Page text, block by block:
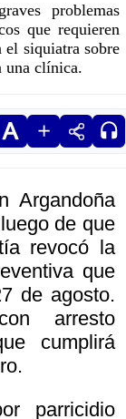
problemas
que requieren
el siquiatra sobre
una clínica.
Argandoña
de que
revocó la
que
de agosto.
arresto
cumplirá
parricidio